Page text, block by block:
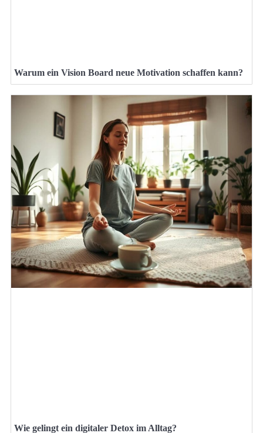
Warum ein Vision Board neue Motivation schaffen kann?
Wie gelingt ein digitaler Detox im Alltag?